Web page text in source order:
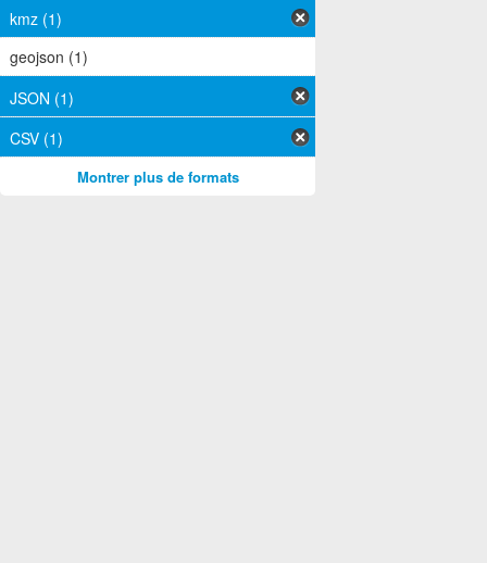
kmz (1)
geojson (1)
JSON (1)
CSV (1)
Montrer plus de formats